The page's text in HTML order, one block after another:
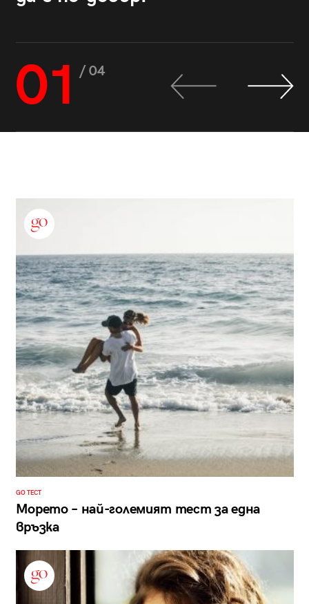
01 / 04
GO ТЕСТ
Морето – най-големият тест за една
връзка